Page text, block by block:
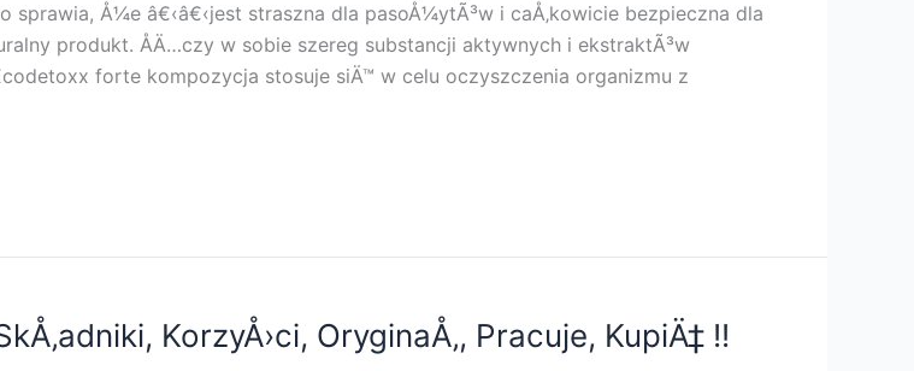
Å¼e â€‹â€‹jest straszna dla pasoÅ¼ytÃ³w i caÅ‚kowicie bezpieczna dla
produkt. ÅÄ…czy w sobie szereg substancji aktywnych i ekstraktÃ³w
forte kompozycja stosuje siÄ™ w celu oczyszczenia organizmu z
KorzyÅ›ci, OryginaÅ‚, Pracuje, KupiÄ‡ !!